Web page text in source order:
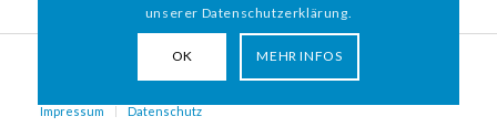
MIT HERZ e.V. | WEBDESIGN BY WEBIGAMI
Impressum Datenschutz
unserer Datenschutzerklärung.
OK MEHR INFOS